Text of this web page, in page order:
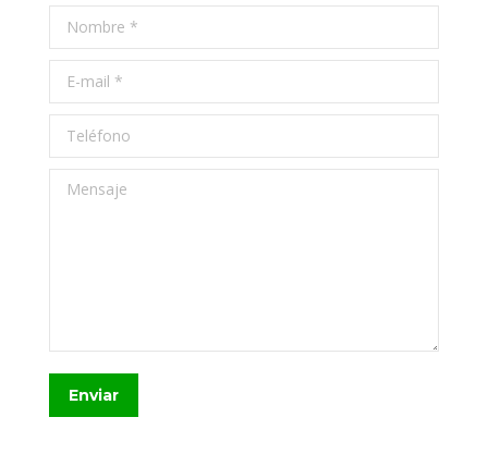
Nombre *
E-mail *
Teléfono
Mensaje
Enviar